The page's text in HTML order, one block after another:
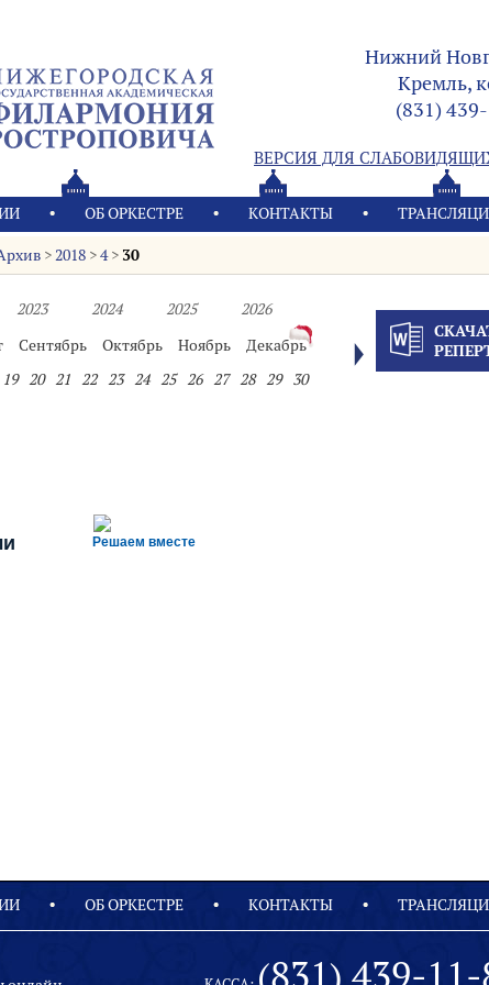
Нижний
Кремль,
(831)
ВЕРСИЯ ДЛЯ
OБ ОРКЕСТРЕ КОНТАКТЫ
>2018 >4> 30
2023 2024 2025
2026
Сентябрь Октябрь Ноябрь
Декабрь
19 20 21 22 23 24 25 26 27 28 29 30
Решаем вместе
OБ ОРКЕСТРЕ КОНТАКТЫ